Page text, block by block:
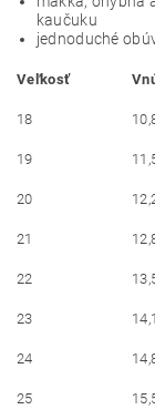
kaučuku
jednoduché
Veľkosť
18
19
20
21
22
23 14,1
24
25